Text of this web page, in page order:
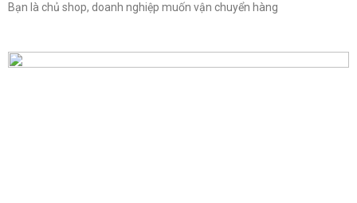
Bạn là chủ shop, doanh nghiệp muốn vận chuyển hàng